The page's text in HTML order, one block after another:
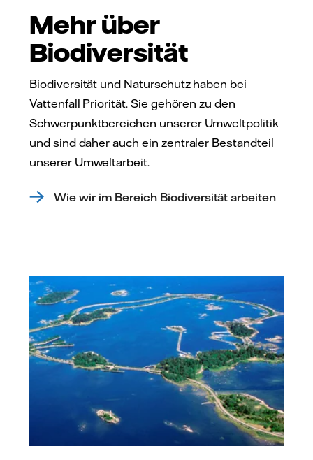
Mehr über
Biodiversität
Biodiversität und Naturschutz haben bei
Vattenfall Priorität. Sie gehören zu den
Schwerpunktbereichen unserer Umweltpolitik
und sind daher auch ein zentraler Bestandteil
unserer Umweltarbeit.
Wie wir im Bereich Biodiversität arbeiten